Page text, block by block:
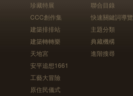
珍藏特展
CCC創作集
建築排排站
建築轉轉樂
天地宮
安平追想1661
工藝大冒險
原住民儀式
聯合目錄
快速關鍵詞導覽
主題分類
典藏機構
進階搜尋